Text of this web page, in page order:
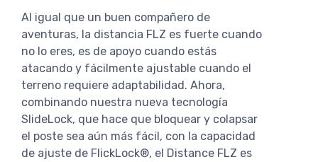
Al igual que un buen compañero de
aventuras, la distancia FLZ es fuerte cuando
no lo eres, es de apoyo cuando estás
atacando y fácilmente ajustable cuando el
terreno requiere adaptabilidad. Ahora,
combinando nuestra nueva tecnología
SlideLock, que hace que bloquear y colapsar
el poste sea aún más fácil, con la capacidad
de ajuste de FlickLock®, el Distance FLZ es